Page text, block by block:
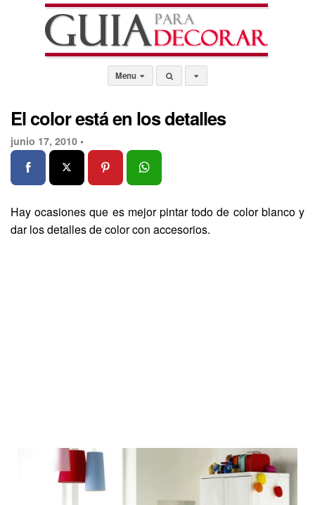
Menu
El color está en los detalles
junio 17, 2010 •
Hay ocasiones que es mejor pintar todo de color blanco y
dar los detalles de color con accesorios.